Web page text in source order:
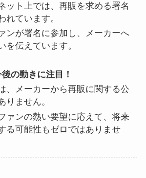
ット上では、再販を求める署名
れています。
ンが署名に参加し、メーカーへ
を伝えています。
の動きに注目！
、メーカーから再販に関する公
りません。
ァンの熱い要望に応えて、将来
る可能性もゼロではありませ